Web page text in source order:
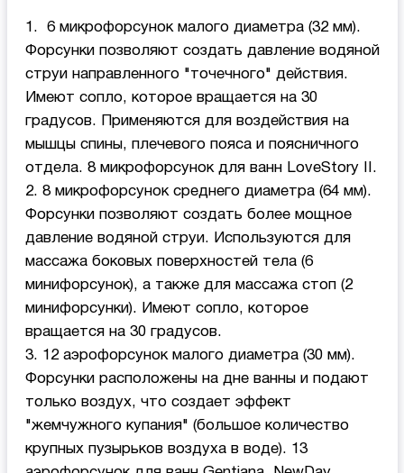
1. 6 микрофорсунок малого диаметра (32 мм).
Форсунки позволяют создать давление водяной
струи направленного "точечного" действия.
Имеют сопло, которое вращается на 30
градусов. Применяются для воздействия на
мышцы спины, плечевого пояса и поясничного
отдела. 8 микрофорсунок для ванн LoveStory II.
2. 8 микрофорсунок среднего диаметра (64 мм).
Форсунки позволяют создать более мощное
давление водяной струи. Используются для
массажа боковых поверхностей тела (6
минифорсунок), а также для массажа стоп (2
минифорсунки). Имеют сопло, которое
вращается на 30 градусов.
3. 12 аэрофорсунок малого диаметра (30 мм).
Форсунки расположены на дне ванны и подают
только воздух, что создает эффект
"жемчужного купания" (большое количество
крупных пузырьков воздуха в воде). 13